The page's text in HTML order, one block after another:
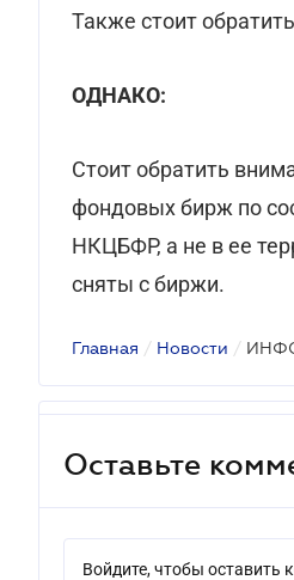
Также стоит
ОДНАКО:
Стоит обратить
фондовых бирж по
НКЦБФР, а не в ее
сняты с биржи.
Главная / Новости /
Оставьте
Войдите, чтобы оставить